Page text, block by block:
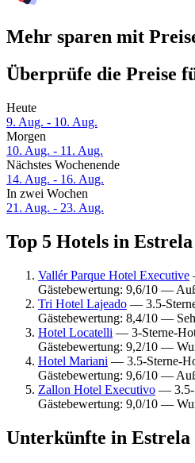
Mehr sparen mit
Überprüfe die Preise
Heute
9. Aug. - 10. Aug.
Morgen
10. Aug. - 11. Aug.
Nächstes Wochenende
14. Aug. - 16. Aug.
In zwei Wochen
21. Aug. - 23. Aug.
Top 5 Hotels in
Vallér Parque Hotel Executive
Gästebewertung: 9,6/10 —
Tri Hotel Lajeado — 3.5-
Gästebewertung: 8,4/10 —
Hotel Locatelli — 3-Sterne-
Gästebewertung: 9,2/10 —
Hotel Mariani — 3.5-Sterne-
Gästebewertung: 9,6/10 —
Zallon Hotel Executivo — 3.5-
Gästebewertung: 9,0/10 —
Unterkünfte in Estrela